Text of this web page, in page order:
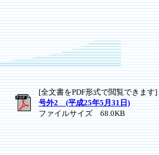
[全文書をPDF形式で閲覧できます]
号外2 (平成25年5月31日)
ファイルサイズ 68.0KB